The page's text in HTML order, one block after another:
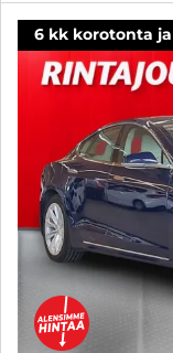
6 kk korotonta